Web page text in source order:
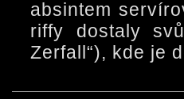
absintem
riffy dostaly
Zerfall“), kde je